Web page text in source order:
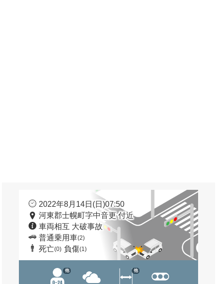
2022年8月14日(日)07:50
河東郡士幌町字中音更 付近
車両相互 大破事故
普通乗用車(2)
死亡(0) 負傷(1)
他 他